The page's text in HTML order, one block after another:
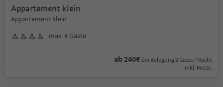
Appartement klein
Appartement klein
max. 4 Gäste
ab 240€ bei Belegung 2 Gäste / Nacht
Inkl. MwSt.